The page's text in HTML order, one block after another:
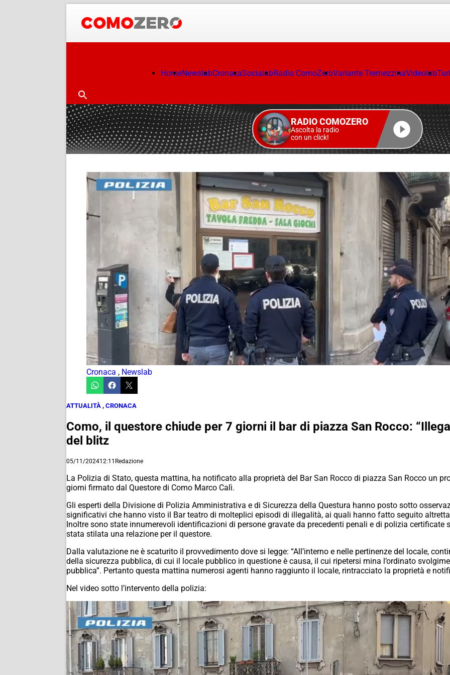
HomeNewslabCronacaSocialabRadio ComoZeroVariante TremezzinaVideolab
RADIO COMOZERO
Ascolta la radio
con un click!
Cronaca , Newslab
ATTUALITÀ , CRONACA
Como, il questore chiude per 7 giorni il bar di piazza San Rocco:
del blitz
05/11/202412:11 Redazione
La Polizia di Stato, questa mattina, ha notificato alla proprietà del Bar San Rocco di piazza San Rocco un
giorni firmato dal Questore di Como Marco Calì.
Gli esperti della Divisione di Polizia Amministrativa e di Sicurezza della Questura hanno posto sotto
significativi che hanno visto il Bar teatro di molteplici episodi di illegalità, ai quali hanno fatto seguito
Inoltre sono state innumerevoli identificazioni di persone gravate da precedenti penali e di polizia certificate
stata stilata una relazione per il questore.
Dalla valutazione ne è scaturito il provvedimento dove si legge: “All’interno e nelle pertinenze del locale,
della sicurezza pubblica, di cui il locale pubblico in questione è causa, il cui ripetersi mina l’ordinato
pubblica”. Pertanto questa mattina numerosi agenti hanno raggiunto il locale, rintracciato la proprietà e
Nel video sotto l’intervento della polizia:
Video
Player